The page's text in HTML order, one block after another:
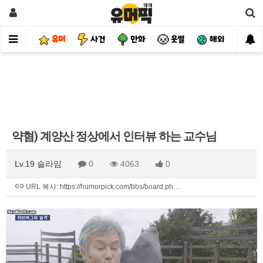
유머 사건 만화 웃썰 해외 핫
약혐) 계양산 정상에서 인터뷰 하는 교수님
Lv.19 슬라임 0 4063 0
URL 복사: https://humorpick.com/bbs/board.ph…